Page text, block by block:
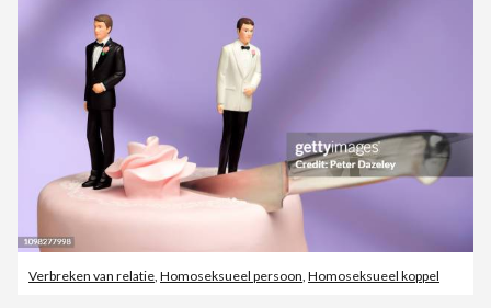
Verbreken van relatie Homoseksueel persoon Homoseksueel koppel